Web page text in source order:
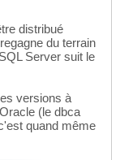
distribué
du terrain
Server suit le
versions à
(le dbca
quand même